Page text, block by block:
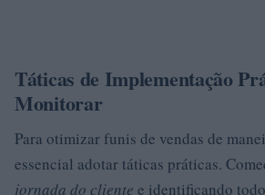
Táticas de Implementação
Monitorar
Para otimizar funis de vendas de
essencial adotar táticas práticas.
jornada do cliente e identificando